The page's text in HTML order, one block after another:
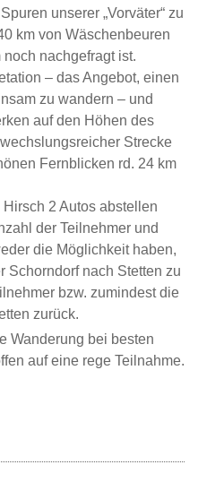
unserer „Vorväter“ zu
km von Wäschenbeuren
nachgefragt ist.
– das Angebot, einen
zu wandern – und
auf den Höhen des
Strecke
Fernblicken rd. 24 km
2 Autos abstellen
der Teilnehmer und
die Möglichkeit haben,
Schorndorf nach Stetten zu
bzw. zumindest die
zurück.
Wanderung bei besten
auf eine rege Teilnahme.